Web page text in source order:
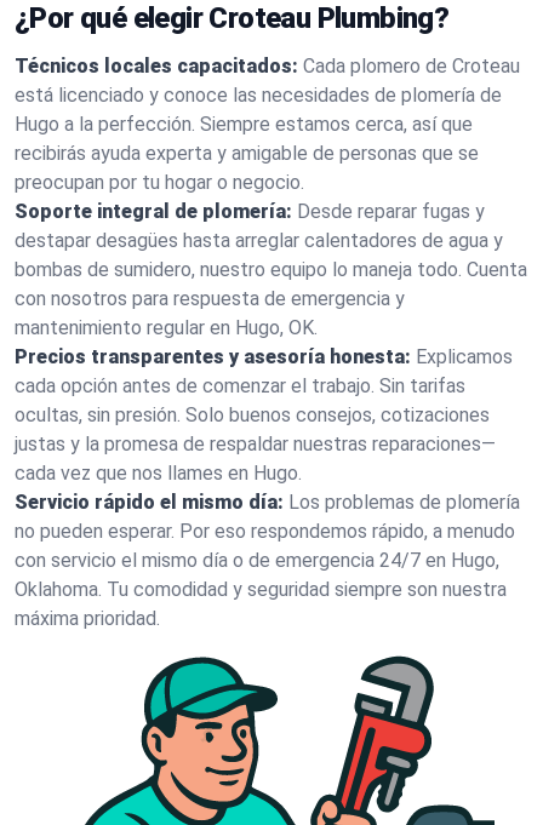
¿Por qué elegir Croteau Plumbing?
Técnicos locales capacitados: Cada plomero de Croteau
está licenciado y conoce las necesidades de plomería de
Hugo a la perfección. Siempre estamos cerca, así que
recibirás ayuda experta y amigable de personas que se
preocupan por tu hogar o negocio.
Soporte integral de plomería: Desde reparar fugas y
destapar desagües hasta arreglar calentadores de agua y
bombas de sumidero, nuestro equipo lo maneja todo. Cuenta
con nosotros para respuesta de emergencia y
mantenimiento regular en Hugo, OK.
Precios transparentes y asesoría honesta: Explicamos
cada opción antes de comenzar el trabajo. Sin tarifas
ocultas, sin presión. Solo buenos consejos, cotizaciones
justas y la promesa de respaldar nuestras reparaciones—
cada vez que nos llames en Hugo.
Servicio rápido el mismo día: Los problemas de plomería
no pueden esperar. Por eso respondemos rápido, a menudo
con servicio el mismo día o de emergencia 24/7 en Hugo,
Oklahoma. Tu comodidad y seguridad siempre son nuestra
máxima prioridad.